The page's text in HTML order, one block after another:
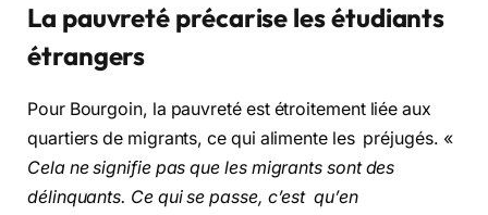
La pauvreté précarise les étudiants
étrangers
Pour Bourgoin, la pauvreté est étroitement liée aux
quartiers de migrants, ce qui alimente les préjugés. «
Cela ne signifie pas que les migrants sont des
délinquants. Ce qui se passe, c’est qu’en